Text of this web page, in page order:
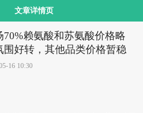
文章详情页
70%赖氨酸和苏氨酸价格略
围好转，其他品类价格暂稳
16 10:30